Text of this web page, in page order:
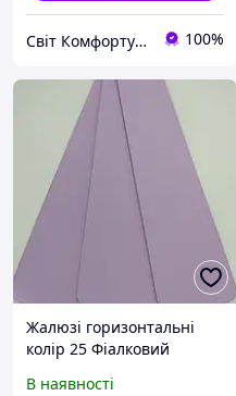
Світ Комфорту - Ворота, ролети, автоматика для воріт, жалюзі 100%
Жалюзі горизонтальні
колір 25 Фіалковий
В наявності